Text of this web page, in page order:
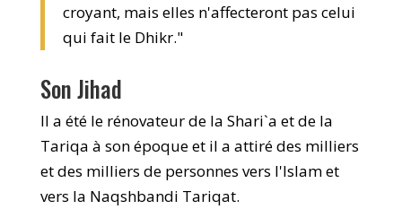
croyant, mais elles n'affecteront pas celui
qui fait le Dhikr."
Son Jihad
Il a été le rénovateur de la Shari`a et de la
Tariqa à son époque et il a attiré des milliers
et des milliers de personnes vers l'Islam et
vers la Naqshbandi Tariqat.